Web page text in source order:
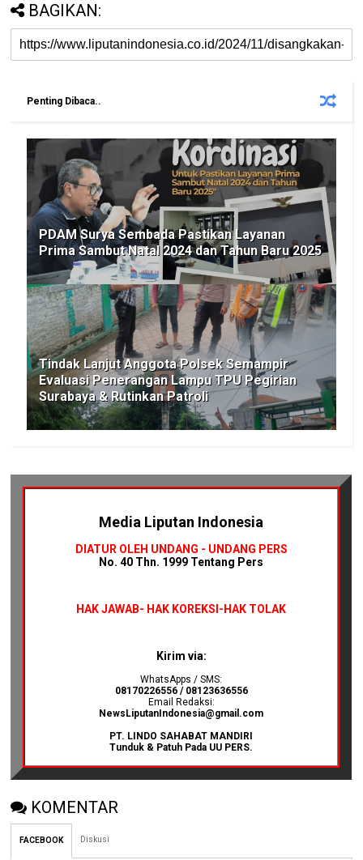
BAGIKAN:
Penting Dibaca..
PDAM Surya Sembada Pastikan Layanan
Prima Sambut Natal 2024 dan Tahun Baru 2025
Tindak Lanjut Anggota Polsek Semampir
Evaluasi Penerangan Lampu TPU Pegirian
Surabaya & Rutinkan Patroli
Media Liputan Indonesia
DIATUR OLEH UNDANG - UNDANG PERS
No. 40 Thn. 1999 Tentang Pers
HAK JAWAB- HAK KOREKSI-HAK TOLAK
Kirim via:
WhatsApps / SMS:
08170226556 / 08123636556
Email Redaksi:
NewsLiputanIndonesia@gmail.com
PT. LINDO SAHABAT MANDIRI
Tunduk & Patuh Pada UU PERS.
KOMENTAR
FACEBOOK Diskusi